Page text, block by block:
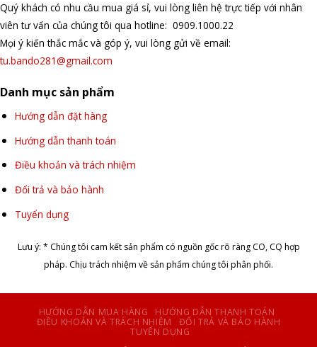
Quý khách có nhu cầu mua giá sỉ, vui lòng liên hệ trực tiếp với nhân
viên tư vấn của chúng tôi qua hotline: 0909.1000.22
Mọi ý kiến thắc mắc và góp ý, vui lòng gửi về email:
tu.bando281@gmail.com
Danh mục sản phẩm
Hướng dẫn đặt hàng
Hướng dẫn thanh toán
Điều khoản và trách nhiệm
Đổi trả và bảo hành
Tuyển dụng
Lưu ý: * Chúng tôi cam kết sản phẩm có nguồn gốc rõ ràng CO, CQ hợp
pháp. Chịu trách nhiệm về sản phẩm chúng tôi phân phối.
HƯỚNG DẪN MUA HÀNG
HƯỚNG DẪN THANH TOÁN
ĐIỀU KHOẢN VÀ TRÁCH NHIỆM
ĐỔI TRẢ VÀ BẢO HÀNH
TUYỂN DỤNG